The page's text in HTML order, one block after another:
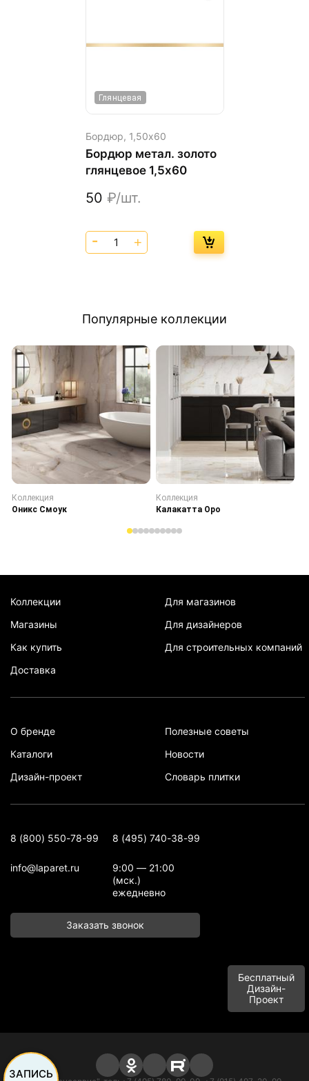
Глянцевая
Бордюр, 1,50х60
Бордюр метал. золото
глянцевое 1,5х60
50 ₽/шт.
Популярные коллекции
Коллекция
Оникс Смоук
Коллекция
Калакатта Оро
Коллекции
Магазины
Как купить
Доставка
Для магазинов
Для дизайнеров
Для строительных компаний
О бренде
Каталоги
Дизайн-проект
Полезные советы
Новости
Словарь плитки
8 (800) 550-78-99 8 (495) 740-38-99
info@laparet.ru
9:00 — 21:00
(мск.)
ежедневно
Заказать звонок
Бесплатный
Дизайн-
Проект
ЗАПИСЬ